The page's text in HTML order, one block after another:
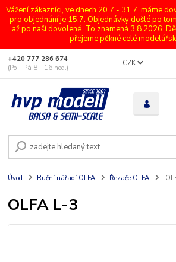
Vážení zákazníci, ve dnech 20.7 - 31.7. máme
pro objednání je 15.7. Objednávky došlé po
až po naší dovolené. To znamená 3.8.2026.
přejeme pěkné celé
CZK
+420 777 286 674
(Po - Pá 8 - 16 hod.)
Úvod Ruční nářadí OLFA Řezače OLFA
OLFA L-3